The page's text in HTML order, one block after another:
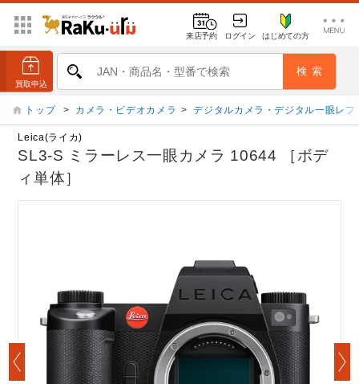
来店予約 ログイン はじめての方
トップ > カメラ・ビデオカメラ > デジタルカメラ・デジタル一眼レフ
Leica(ライカ)
SL3-S ミラーレス一眼カメラ 10644 ［ボデ
ィ単体］